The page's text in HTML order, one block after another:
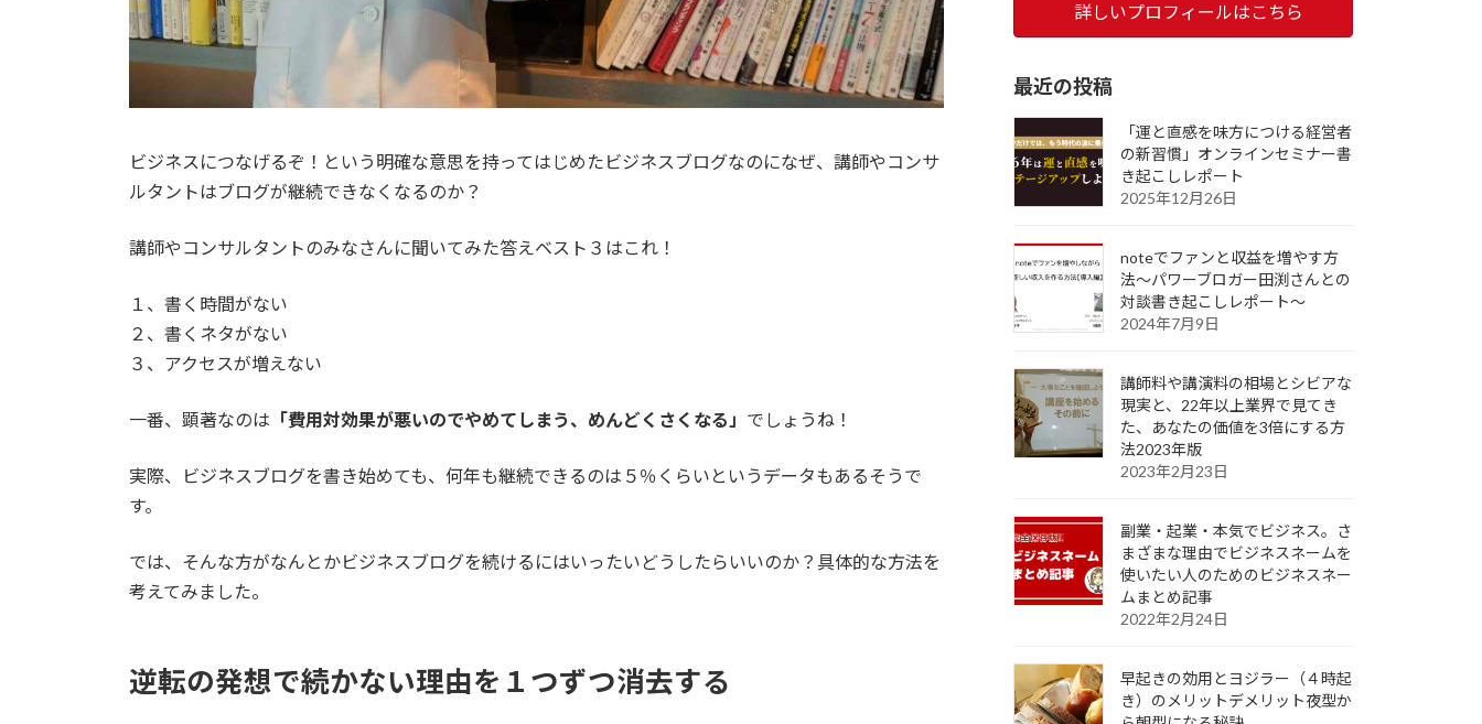
ビジネスにつなげるぞ！という明確な意思を持ってはじめたビジネスブログなのになぜ、講師やコンサ
ルタントはブログが継続できなくなるのか？
講師やコンサルタントのみなさんに聞いてみた答えベスト３はこれ！
１、書く時間がない
２、書くネタがない
３、アクセスが増えない
一番、顕著なのは 「費用対効果が悪いのでやめてしまう、めんどくさくなる」 でしょうね！
実際、ビジネスブログを書き始めても、何年も継続できるのは５％くらいというデータもあるそうで
す。
では、そんな方がなんとかビジネスブログを続けるにはいったいどうしたらいいのか？具体的な方法を
考えてみました。
逆転の発想で続かない理由を１つずつ消去する
詳しいプロフィールはこちら
最近の投稿
「運と直感を味方につける経営者
の新習慣」オンラインセミナー書
き起こしレポート
2025年12月26日
noteでファンと収益を増やす方
法～パワーブロガー田渕さんとの
対談書き起こしレポート～
2024年7月9日
講師料や講演料の相場とシビアな
現実と、22年以上業界で見てき
た、あなたの価値を3倍にする方
法2023年版
2023年2月23日
副業・起業・本気でビジネス。さ
まざまな理由でビジネスネームを
使いたい人のためのビジネスネー
ムまとめ記事
2022年2月24日
早起きの効用とヨジラー（４時起
き）のメリットデメリット夜型か